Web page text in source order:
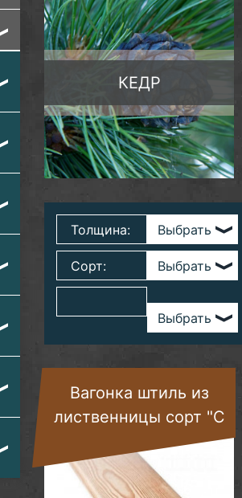
КЕДР
Толщина:
Сорт:
Вагонка штиль из
лиственницы сорт "С